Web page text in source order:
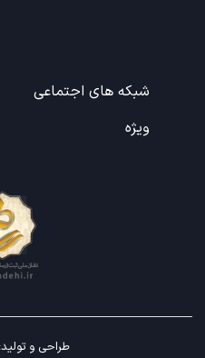
شبکه های اجتماعی
ویژه
طراحی و